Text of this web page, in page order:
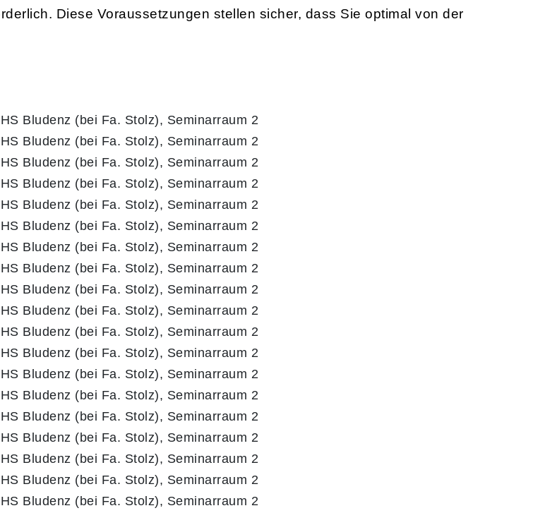
Diese Voraussetzungen stellen sicher, dass Sie optimal von der
Bludenz (bei Fa. Stolz), Seminarraum 2
Bludenz (bei Fa. Stolz), Seminarraum 2
Bludenz (bei Fa. Stolz), Seminarraum 2
Bludenz (bei Fa. Stolz), Seminarraum 2
Bludenz (bei Fa. Stolz), Seminarraum 2
Bludenz (bei Fa. Stolz), Seminarraum 2
Bludenz (bei Fa. Stolz), Seminarraum 2
Bludenz (bei Fa. Stolz), Seminarraum 2
Bludenz (bei Fa. Stolz), Seminarraum 2
Bludenz (bei Fa. Stolz), Seminarraum 2
Bludenz (bei Fa. Stolz), Seminarraum 2
Bludenz (bei Fa. Stolz), Seminarraum 2
Bludenz (bei Fa. Stolz), Seminarraum 2
Bludenz (bei Fa. Stolz), Seminarraum 2
Bludenz (bei Fa. Stolz), Seminarraum 2
Bludenz (bei Fa. Stolz), Seminarraum 2
Bludenz (bei Fa. Stolz), Seminarraum 2
Bludenz (bei Fa. Stolz), Seminarraum 2
Bludenz (bei Fa. Stolz), Seminarraum 2